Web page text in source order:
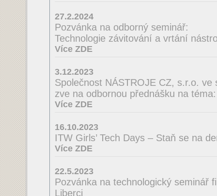
27.2.2024
Pozvánka na odborný seminář:
Technologie závitování a vrtání
Více ZDE
3.12.2023
Společnost NÁSTROJE CZ, s.r.o. ve
zve na odbornou přednášku na
Více ZDE
16.10.2023
ITW Girls’ Tech Days – Staň se na
Více ZDE
22.5.2023
Pozvánka na technologický seminář
Liberci